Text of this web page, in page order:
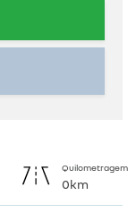
Quilometragem
0km